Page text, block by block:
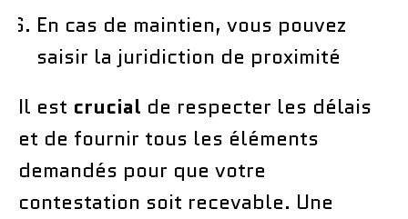
En cas de maintien, vous pouvez
saisir la juridiction de proximité
Il est crucial de respecter les délais
et de fournir tous les éléments
demandés pour que votre
contestation soit recevable. Une